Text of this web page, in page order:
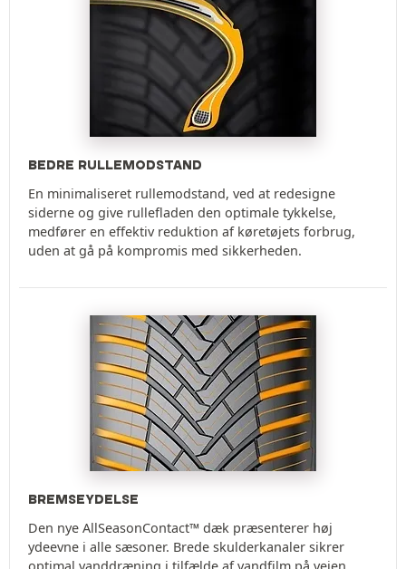
BEDRE RULLEMODSTAND
En minimaliseret rullemodstand, ved at redesigne
siderne og give rullefladen den optimale tykkelse,
medfører en effektiv reduktion af køretøjets forbrug,
uden at gå på kompromis med sikkerheden.
BREMSEYDELSE
Den nye AllSeasonContact™ dæk præsenterer høj
ydeevne i alle sæsoner. Brede skulderkanaler sikrer